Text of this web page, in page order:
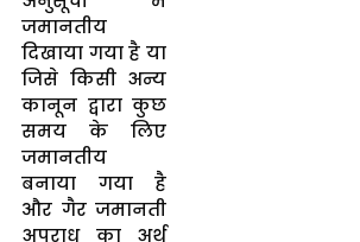
जमानतीय
दिखाया गया है या
जिसे किसी अन्य
कानून द्वारा कुछ
समय के लिए
जमानतीय
बनाया गया है
और गैर जमानती
अपराध का अर्थ